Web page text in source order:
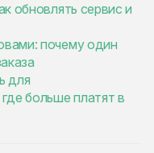
обновлять сервис и
почему один
для
больше платят в